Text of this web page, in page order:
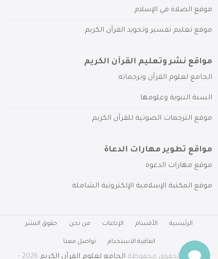
موقع الصلاة في الإسلام
موقع تعليم تفسير وتجويد القرآن الكريم
مواقع نشر وتعليم القرآن الكريم
الجامع لعلوم القرآن وترجماته
السنة النبوية وعلومها
موقع الترجمات الصوتية للقرآن الكريم
مواقع تطوير مهارات الدعاة
موقع مهارات الدعوة
موقع المكتبة الإسلامية الإلكترونية الشاملة
الرئيسية الأقسام الإذاعات من نحن حقوق النشر
اتفاقية الاستخدام تواصل معنا
جميع الحقوق محفوظة الجامع لعلوم القرآن الكريم 2026 -